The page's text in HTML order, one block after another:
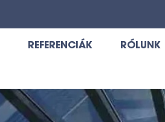
REFERENCIÁK RÓLUNK